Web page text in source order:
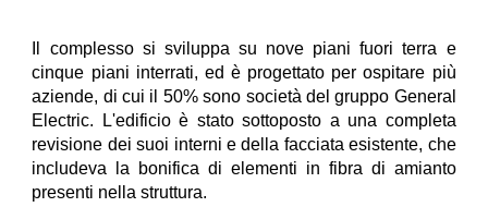
Il complesso si sviluppa su nove piani fuori terra e
cinque piani interrati, ed è progettato per ospitare più
aziende, di cui il 50% sono società del gruppo General
Electric. L'edificio è stato sottoposto a una completa
revisione dei suoi interni e della facciata esistente, che
includeva la bonifica di elementi in fibra di amianto
presenti nella struttura.